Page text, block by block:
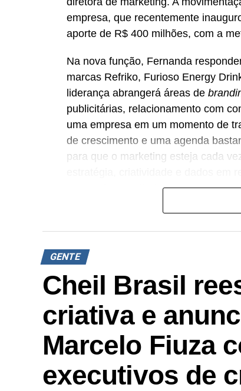
empresa, que recentemente
aporte de R$ 400 milhões, com a
Na nova função, Fernanda
marcas Refriko, Furioso Energy
liderança abrangerá áreas de
publicitárias, relacionamento com
uma empresa em um momento de
de crescimento e uma agenda
para que o marketing esteja cada
Fernanda Beneli Vicente.
A executiva possui mais de 20
comunicação egrowth. Antes de
Madero, onde liderou iniciativas de
estratégias baseadas em dados.
Com a contratação, o grupo
capacidade produtiva e a
GENTE
Cheil Brasil
criativa e
Marcelo Fiuza
executivos de